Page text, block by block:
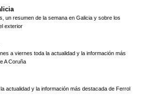
un resumen de la semana en Galicia y sobre los
exterior
a viernes toda la actualidad y la información más
A Coruña
actualidad y la información más destacada de Ferrol